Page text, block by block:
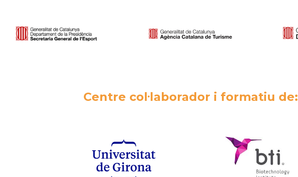
Centre col·laborador i formatiu de: